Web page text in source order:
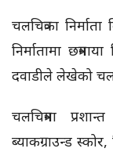
चलचित्रका
निर्मातामा
दवाडीले लेखेको
चलचित्रमा
ब्याकग्राउन्ड